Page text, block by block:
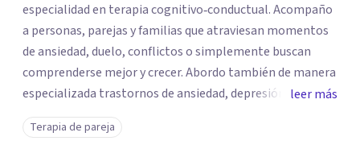
especialidad en terapia cognitivo‑conductual. Acompaño
a personas, parejas y familias que atraviesan momentos
de ansiedad, duelo, conflictos o simplemente buscan
comprenderse mejor y crecer. Abordo también de manera
especializada trastornos de ansiedad, depresión,
trastornos de atención e hiperactividad, trastornos del
estado de ánimo, problemas emocionales y
leer más
Terapia de pareja